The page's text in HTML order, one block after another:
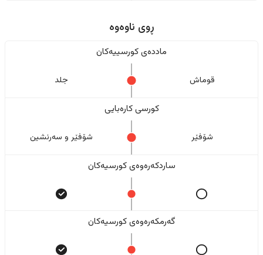
ڕوی ناوەوە
ماددەی کورسییەکان
قوماش جلد
کورسی کارەبایی
شۆفێر شۆفێر و سەرنشین
ساردکەرەوەی کورسیەکان
گەرمکەرەوەی کورسیەکان